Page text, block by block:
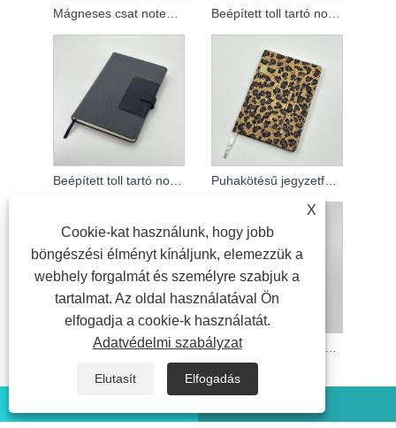
Puhakötésű jegyzetfüzet
X
Cookie-kat használunk, hogy jobb
böngészési élményt kínáljunk, elemezzük a
webhely forgalmát és személyre szabjuk a
tartalmat. Az oldal használatával Ön
elfogadja a cookie-k használatát.
Adatvédelmi szabályzat
Elutasít
Elfogadás